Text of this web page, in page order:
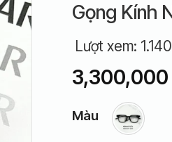
Gọng Kính
Lượt xem: 1.140
3,300,000
Màu